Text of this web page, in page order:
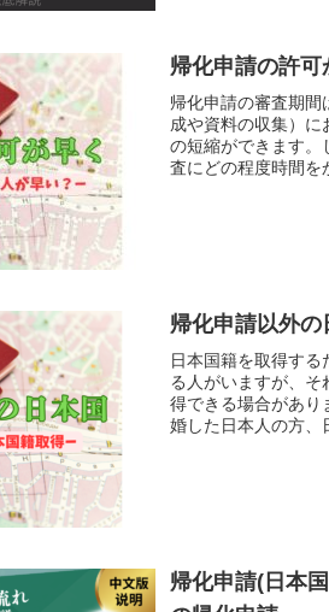
帰化申請の許可
帰化申請の審査期
成や資料の収集）に
の短縮ができます。
査にどの程度時間を
帰化申請以外
日本国籍を取得す
る人がいますが、そ
得できる場合があり
婚した日本人の方、
帰化申請(日本